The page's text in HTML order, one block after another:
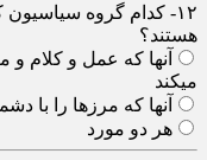
۱۲- کدام گروه
هستند؟
آنها که عمل و کلام و
میکند
آنها که مرزها را با
هر دو مورد